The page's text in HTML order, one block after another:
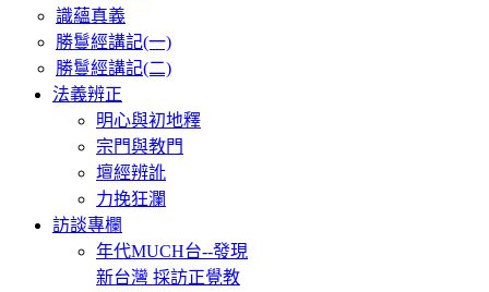
識蘊真義
勝鬘經講記(一)
勝鬘經講記(二)
法義辨正
明心與初地釋
宗門與教門
壇經辨訛
力挽狂瀾
訪談專欄
年代MUCH台--發現
新台灣 採訪正覺教